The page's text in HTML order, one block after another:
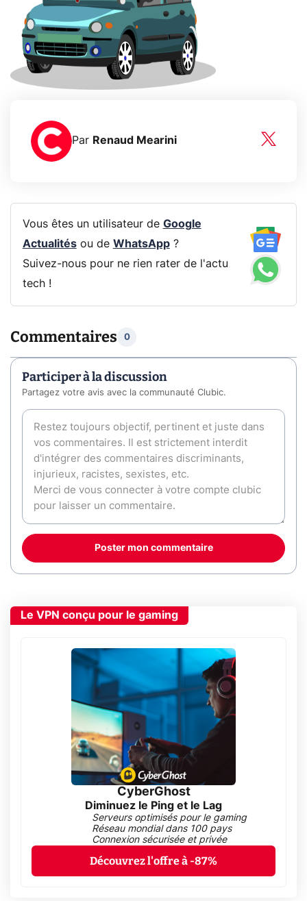
Par Renaud Mearini
Vous êtes un utilisateur de Google
Actualitésou de WhatsApp?
Suivez-nous pour ne rien rater de l'actu
tech !
Commentaires 0
Participer à la discussion
Partagez votre avis avec la communauté Clubic.
Poster mon commentaire
Le VPN conçu pour le gaming
CyberGhost
Diminuez le Ping et le Lag
Serveurs optimisés pour le gaming
Réseau mondial dans 100 pays
Connexion sécurisée et privée
Découvrez l'offre à -87%